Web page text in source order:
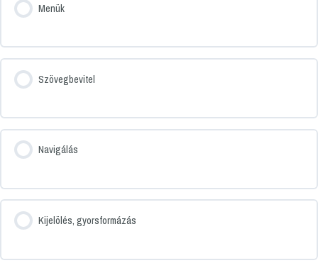
Menük
Szövegbevitel
Navigálás
Kijelölés, gyorsformázás